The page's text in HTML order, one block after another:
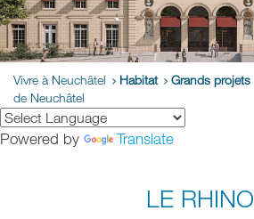
Vivre à Neuchâtel Habitat Grands projets
de Neuchâtel
Powered by Translate
LE RHINO